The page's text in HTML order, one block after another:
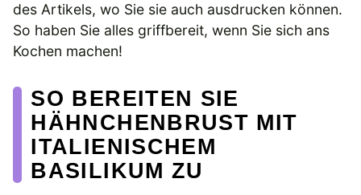
des Artikels, wo Sie sie auch ausdrucken können.
So haben Sie alles griffbereit, wenn Sie sich ans
Kochen machen!
SO BEREITEN SIE
HÄHNCHENBRUST MIT
ITALIENISCHEM
BASILIKUM ZU